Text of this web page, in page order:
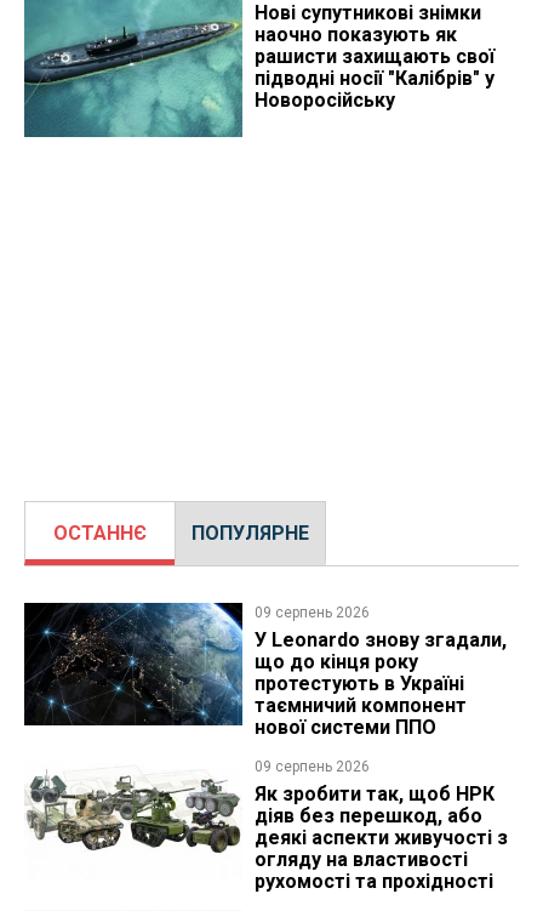
Нові супутникові знімки
наочно показують як
рашисти захищають свої
підводні носії "Калібрів" у
Новоросійську
ОСТАННЄ ПОПУЛЯРНЕ
09 серпень 2026
У Leonardo знову згадали,
що до кінця року
протестують в Україні
таємничий компонент
нової системи ППО
09 серпень 2026
Як зробити так, щоб НРК
діяв без перешкод, або
деякі аспекти живучості з
огляду на властивості
рухомості та прохідності